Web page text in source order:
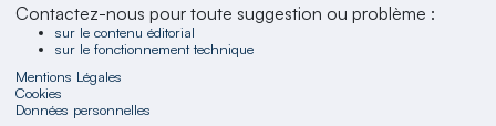
Contactez-nous pour toute suggestion ou problème :
sur le contenu éditorial
sur le fonctionnement technique
Mentions Légales
Cookies
Données personnelles